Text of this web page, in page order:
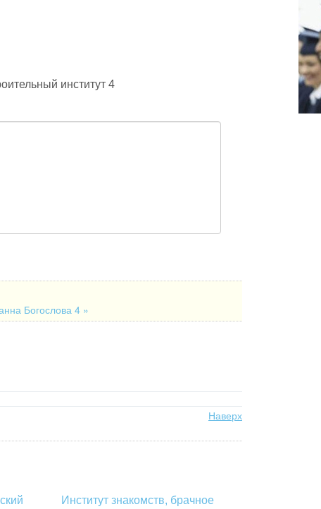
институт 4
Богослова 4 »
Наверх
Институт знакомств, брачное